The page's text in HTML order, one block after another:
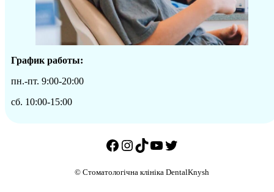
График работы:
пн.-пт. 9:00-20:00
сб. 10:00-15:00
Facebook
Instagram
TikTok
YouTube
Twitter
© Стоматологічна клініка DentalKnysh